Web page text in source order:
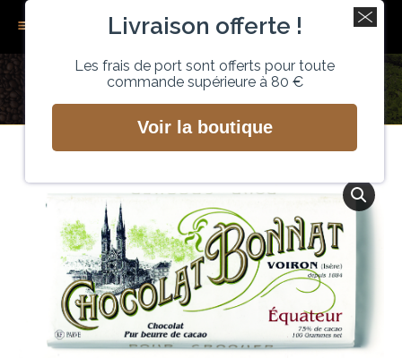
Recherche
EQUATEUR – GRAND CRU BONNAT
Vous êtes ici :
Livraison offerte !
Les frais de port sont offerts pour toute
commande supérieure à 80 €
Voir la boutique